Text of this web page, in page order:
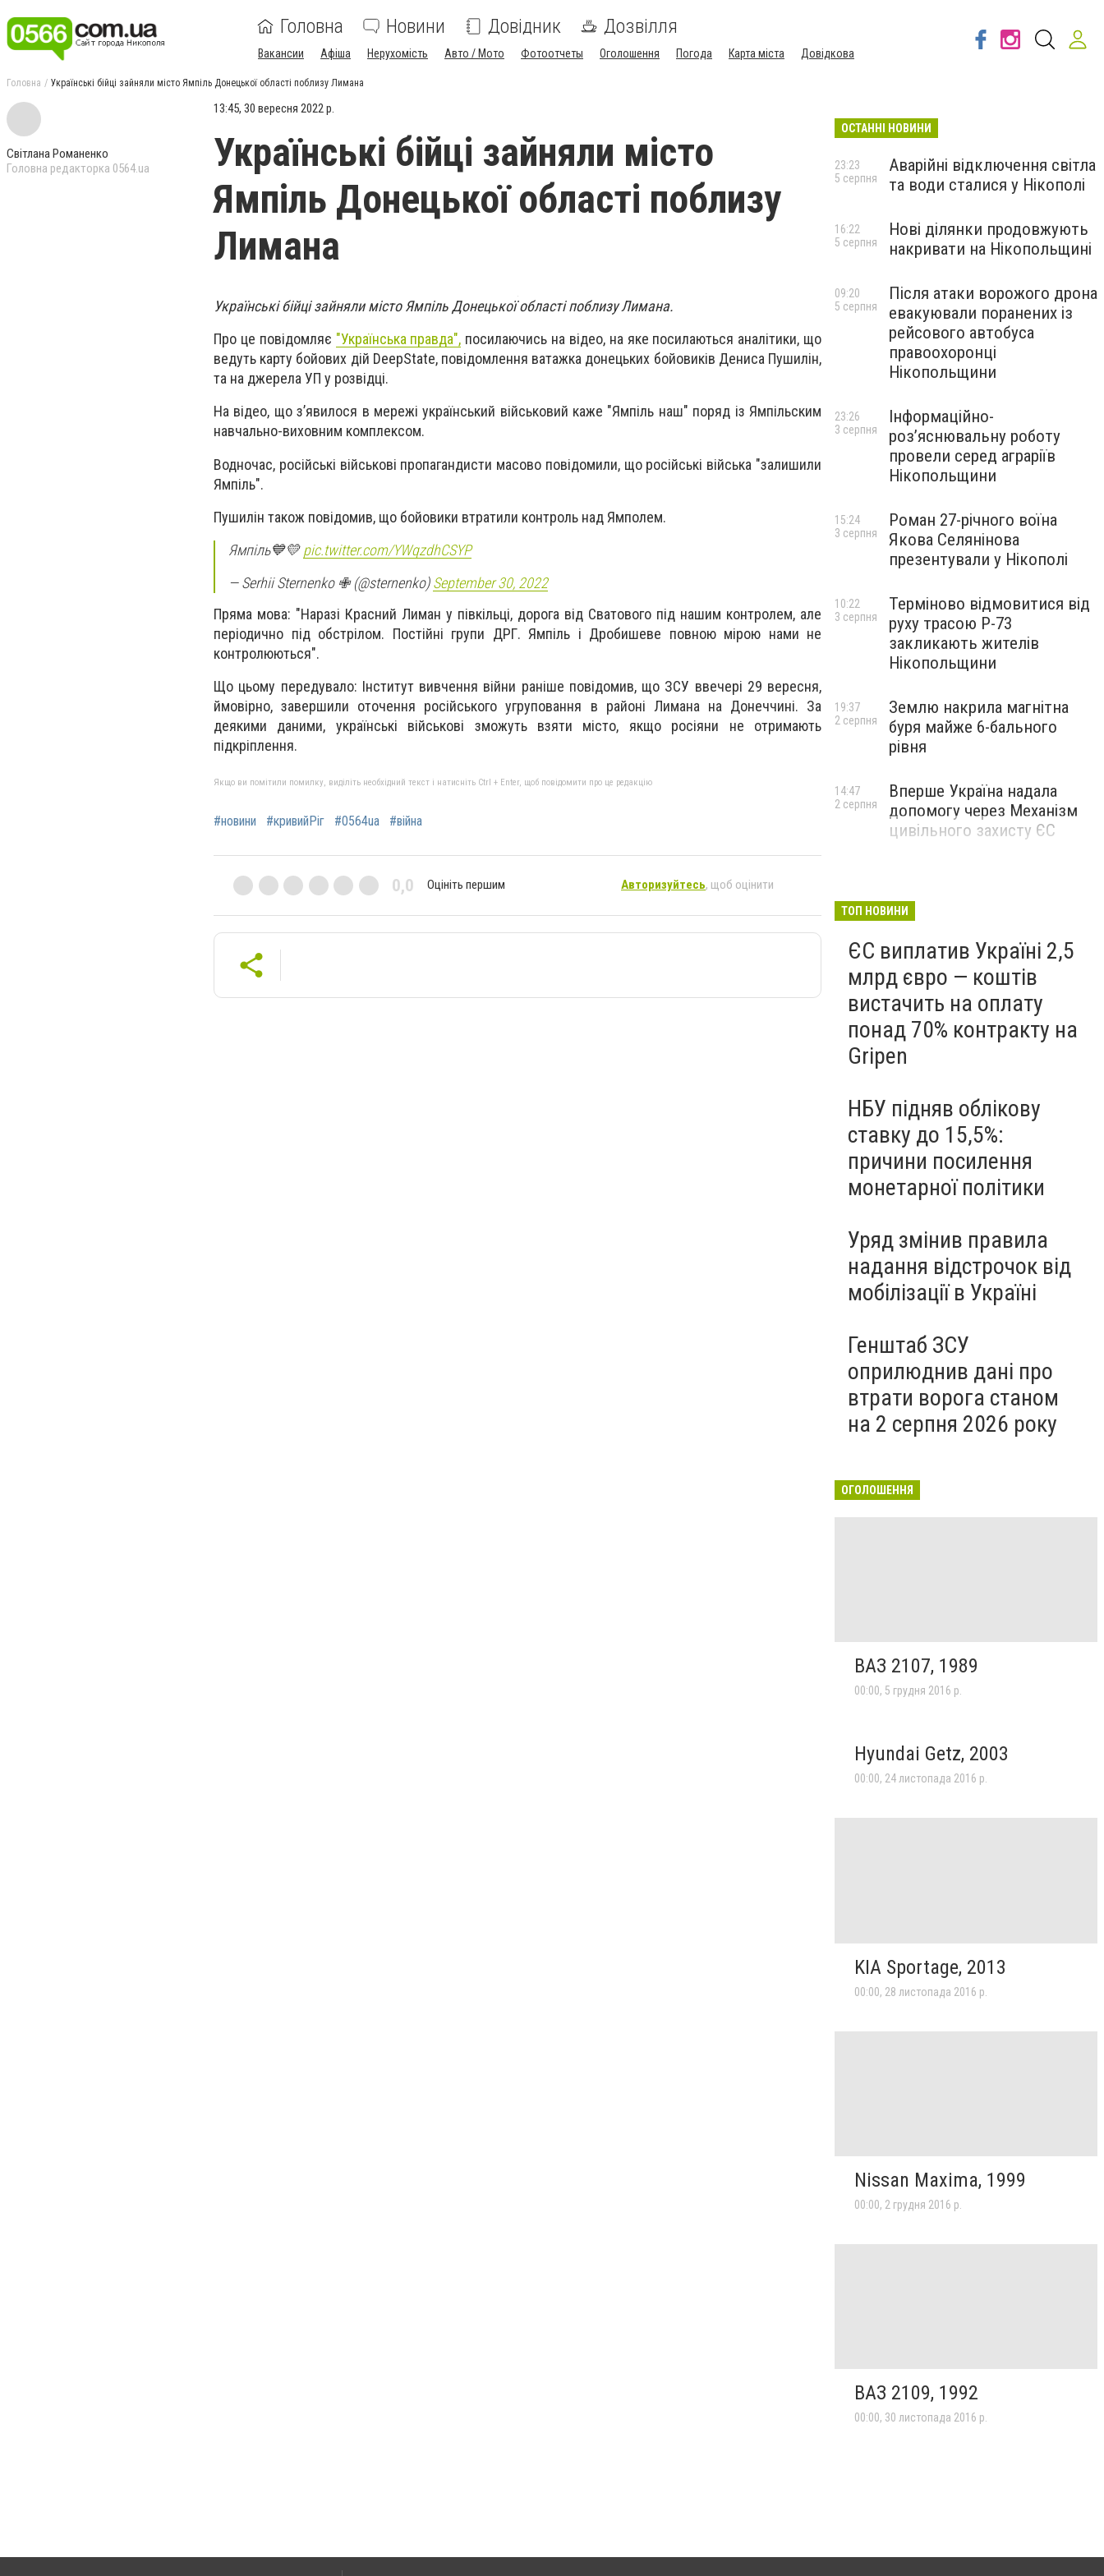
Головна Новини Довідник Дозвілля
Вакансии Афіша Нерухомість Авто / Мото Фотоотчеты Оголошення Погода Карта міста Довідкова
Головна Українські бійці зайняли місто Ямпіль Донецької області поблизу Лимана
Світлана Романенко
Головна редакторка 0564.ua
13:45, 30 вересня 2022 р.
Українські бійці зайняли місто
Ямпіль Донецької області поблизу
Лимана
Українські бійці зайняли місто Ямпіль Донецької області поблизу Лимана.
Про це повідомляє "Українська правда", посилаючись на відео, на яке посилаються аналітики, що
ведуть карту бойових дій DeepState, повідомлення ватажка донецьких бойовиків Дениса Пушилін,
та на джерела УП у розвідці.
На відео, що з’явилося в мережі український військовий каже "Ямпіль наш" поряд із Ямпільским
навчально-виховним комплексом.
Водночас, російські військові пропагандисти масово повідомили, що російські війська "залишили
Ямпіль".
Пушилін також повідомив, що бойовики втратили контроль над Ямполем.
Ямпіль💙💛pic.twitter.com/YWqzdhCSYP
— Serhii Sternenko ✙ (@sternenko)September 30, 2022
Пряма мова: "Наразі Красний Лиман у півкільці, дорога від Сватового під нашим контролем, але
періодично під обстрілом. Постійні групи ДРГ. Ямпіль і Дробишеве повною мірою нами не
контролюються".
Що цьому передувало: Інститут вивчення війни раніше повідомив, що ЗСУ ввечері 29 вересня,
ймовірно, завершили оточення російського угруповання в районі Лимана на Донеччині. За
деякими даними, українські військові зможуть взяти місто, якщо росіяни не отримають
підкріплення.
Якщо ви помітили помилку, виділіть необхідний текст і натисніть Ctrl + Enter, щоб повідомити про це редакцію
#новини #кривийРіг #0564ua #війна
0,0 Оцініть першим Авторизуйтесь, щоб оцінити
ОСТАННІ НОВИНИ
Аварійні відключення світла
та води сталися у Нікополі
23:23
5 серпня
Нові ділянки продовжують
накривати на Нікопольщині
16:22
5 серпня
Після атаки ворожого дрона
евакуювали поранених із
рейсового автобуса
правоохоронці
Нікопольщини
09:20
5 серпня
Інформаційно-
роз’яснювальну роботу
провели серед аграріїв
Нікопольщини
23:26
3 серпня
Роман 27-річного воїна
Якова Селянінова
презентували у Нікополі
15:24
3 серпня
Терміново відмовитися від
руху трасою Р-73
закликають жителів
Нікопольщини
10:22
3 серпня
Землю накрила магнітна
буря майже 6-бального
рівня
19:37
2 серпня
Вперше Україна надала
допомогу через Механізм
цивільного захисту ЄС
14:47
2 серпня
ТОП НОВИНИ
ЄС виплатив Україні 2,5
млрд євро — коштів
вистачить на оплату
понад 70% контракту на
Gripen
НБУ підняв облікову
ставку до 15,5%:
причини посилення
монетарної політики
Уряд змінив правила
надання відстрочок від
мобілізації в Україні
Генштаб ЗСУ
оприлюднив дані про
втрати ворога станом
на 2 серпня 2026 року
ОГОЛОШЕННЯ
ВАЗ 2107, 1989
00:00, 5 грудня 2016 р.
Hyundai Getz, 2003
00:00, 24 листопада 2016 р.
KIA Sportage, 2013
00:00, 28 листопада 2016 р.
Nissan Maxima, 1999
00:00, 2 грудня 2016 р.
ВАЗ 2109, 1992
00:00, 30 листопада 2016 р.